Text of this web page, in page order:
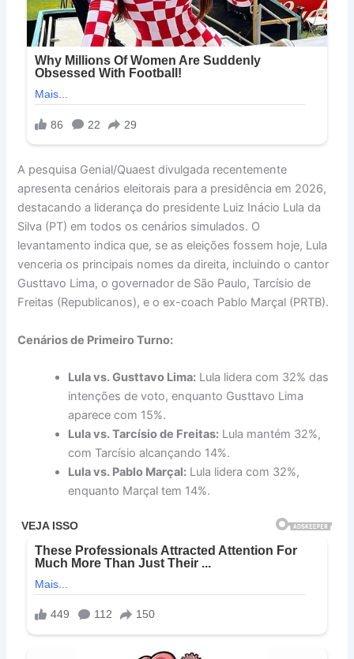
A pesquisa Genial/Quaest divulgada recentemente
apresenta cenários eleitorais para a presidência em 2026,
destacando a liderança do presidente Luiz Inácio Lula da
Silva (PT) em todos os cenários simulados. O
levantamento indica que, se as eleições fossem hoje, Lula
venceria os principais nomes da direita, incluindo o cantor
Gusttavo Lima, o governador de São Paulo, Tarcísio de
Freitas (Republicanos), e o ex-coach Pablo Marçal (PRTB).
Cenários de Primeiro Turno:
Lula vs. Gusttavo Lima: Lula lidera com 32% das
intenções de voto, enquanto Gusttavo Lima
aparece com 15%.
Lula vs. Tarcísio de Freitas: Lula mantém 32%,
com Tarcísio alcançando 14%.
Lula vs. Pablo Marçal: Lula lidera com 32%,
enquanto Marçal tem 14%.